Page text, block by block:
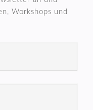
Workshops und